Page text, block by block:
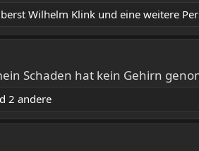
Wilhelm Klink und eine weitere
Schaden hat kein Gehirn
2 andere